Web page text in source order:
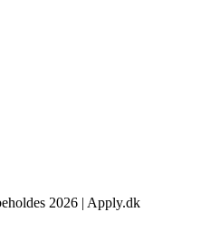
2026 | Apply.dk